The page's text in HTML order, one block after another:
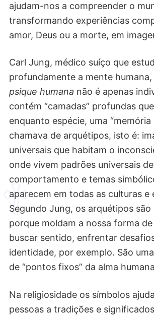
ajudam-nos a compreender o
transformando experiências
amor, Deus ou a morte, em
Carl Jung, médico suíço que
profundamente a mente
psique humana não é apenas
contém “camadas” profundas
enquanto espécie, uma “memória
chamava de arquétipos, isto é:
universais que habitam o
onde vivem padrões universais de
comportamento e temas
aparecem em todas as culturas e
Segundo Jung, os arquétipos
porque moldam a nossa forma
buscar sentido, enfrentar
identidade, por exemplo. São
de “pontos fixos” da alma
Na religiosidade os símbolos
pessoas a tradições e